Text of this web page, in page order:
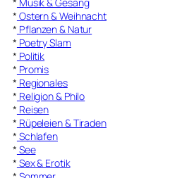
* Ostern & Weihnacht
* Pflanzen & Natur
* Poetry Slam
* Politik
* Promis
* Regionales
* Religion & Philo
* Reisen
* Rüpeleien & Tiraden
* Schlafen
* See
* Sex & Erotik